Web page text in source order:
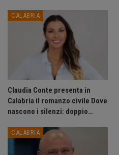
CALABRIA
Claudia Conte presenta in
Calabria il romanzo civile Dove
nascono i silenzi: doppio…
CALABRIA